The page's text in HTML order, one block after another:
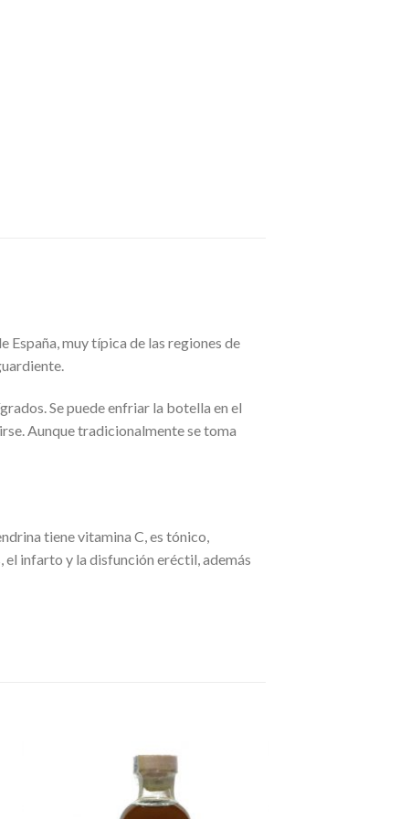
España, muy típica de las regiones de
Se puede enfriar la botella en el
Aunque tradicionalmente se toma
tiene vitamina C, es tónico,
infarto y la disfunción eréctil, además